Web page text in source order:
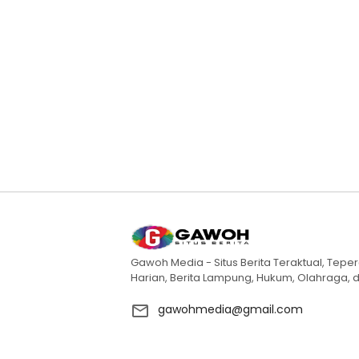
Gawoh Media - Situs Berita Teraktual,
Harian, Berita Lampung, Hukum, Olahraga,
gawohmedia@gmail.com